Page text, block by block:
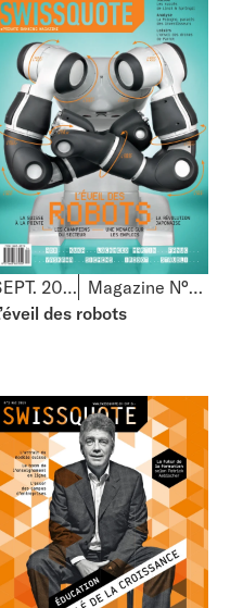
SEPT. 2015
Magazine N°34
des robots